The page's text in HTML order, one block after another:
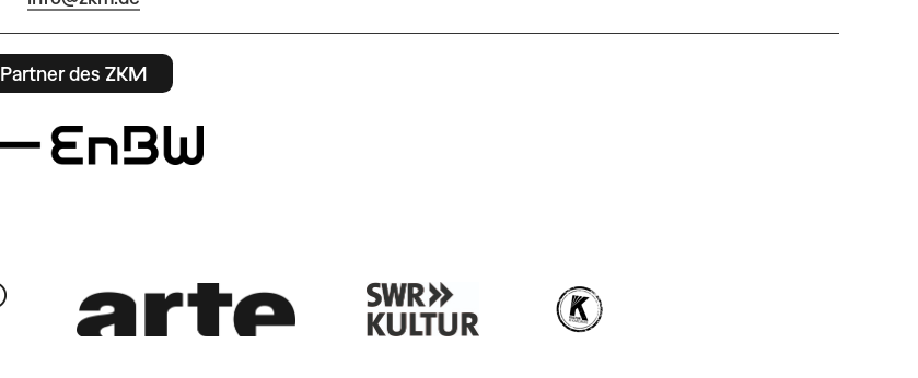
Partner des ZKM